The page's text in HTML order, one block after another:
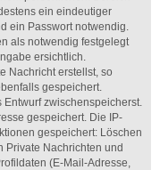
ein eindeutiger
ein Passwort notwendig.
als notwendig festgelegt
ersichtlich.
Nachricht erstellst, so
gespeichert.
zwischenspeicherst.
gespeichert. Die IP-
gespeichert: Löschen
Private Nachrichten und
(E-Mail-Adresse,